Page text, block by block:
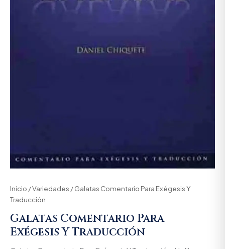
Inicio /Variedades / Galatas Comentario Para Exégesis Y
Traducción
Galatas Comentario Para
Exégesis Y Traducción